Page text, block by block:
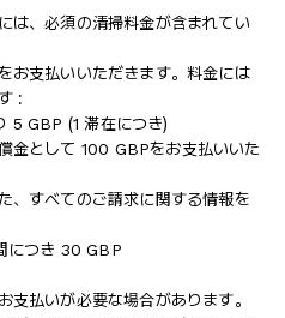
は、必須の清掃料金が含まれてい
お支払いいただきます。料金には
:
5 GBP (1 滞在につき)
金として 100 GBPをお支払いいた
、すべてのご請求に関する情報を
につき 30 GBP
支払いが必要な場合があります。